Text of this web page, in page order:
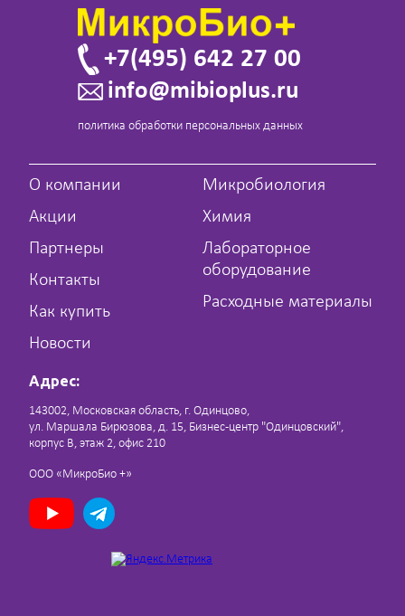
+7(495) 642 27 00
info@mibioplus.ru
политика обработки персональных данных
О компании
Акции
Партнеры
Контакты
Как купить
Новости
Микробиология
Химия
Лабораторное
оборудование
Расходные материалы
Адрес:
143002, Московская область, г. Одинцово,
ул. Маршала Бирюзова, д. 15, Бизнес-центр "Одинцовский",
корпус В, этаж 2, офис 210
ООО «МикроБио +»